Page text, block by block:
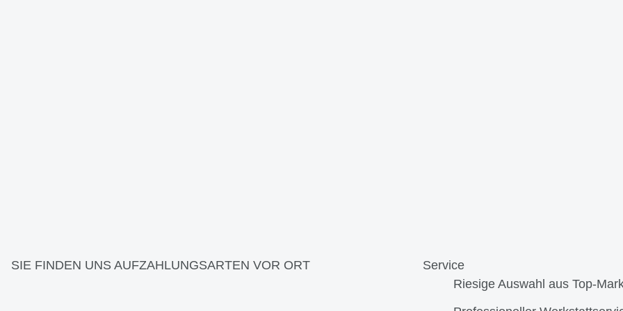
SIE FINDEN UNS AUFZAHLUNGSARTEN VOR ORT
Service
Riesige Auswahl aus Top-